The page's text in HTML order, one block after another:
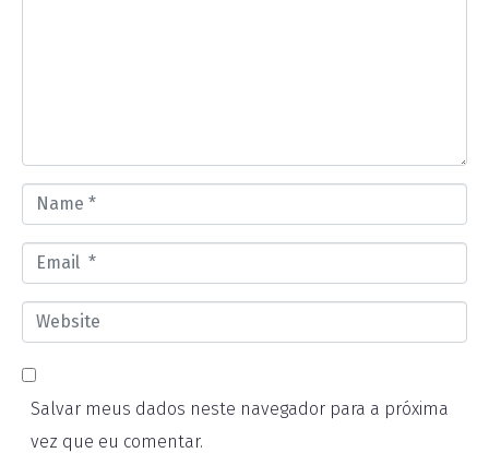
*
a
e
m
l
e
b
Salvar meus dados neste navegador para a próxima
vez que eu comentar.